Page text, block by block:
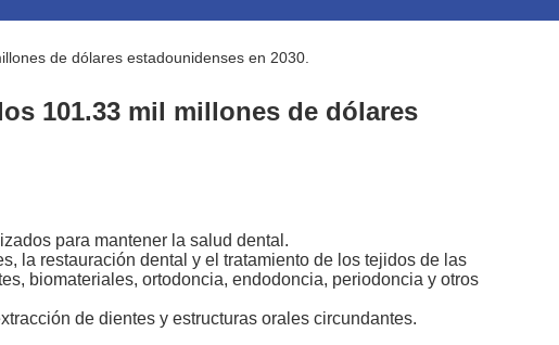
de dólares estadounidenses en 2030.
101.33 mil millones de dólares
para mantener la salud dental.
la restauración dental y el tratamiento de los tejidos de las
biomateriales, ortodoncia, endodoncia, periodoncia y otros
de dientes y estructuras orales circundantes.